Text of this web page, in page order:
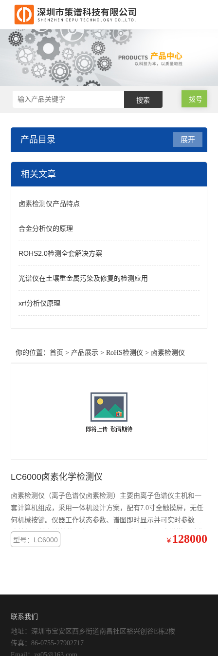
拨号
产品目录
RoHS检测仪
手持式RoHS检测仪
RoHS六价铬检测仪
RoHS有机物检测仪
展开
相关文章
卤素检测仪产品特点
合金分析仪的原理
ROHS2.0检测全套解决方案
光谱仪在土壤重金属污染及修复的检测应用
xrf分析仪原理
你的位置：首页 > 产品展示 >RoHS检测仪 > 卤素检测仪
LC6000卤素化学检测仪
卤素检测仪（离子色谱仪卤素检测）主要由离子色谱仪主机和一
套计算机组成，采用一体机设计方案，配有7.0寸全触摸屏，无任
何机械按键。仪器工作状态参数、谱图即时显示并可实时参数更
改并与PC端色谱软件同步。&#160;主要应用有：一次进样同时准
确定量检测卤素元素（如：氟离子、氯离子、溴离子、碘离
型号：LC6000 ￥ 128000
联系我们
地址：深圳市宝安区西乡街道南昌社区裕兴创谷E栋2楼
传真：86-0755-27902717